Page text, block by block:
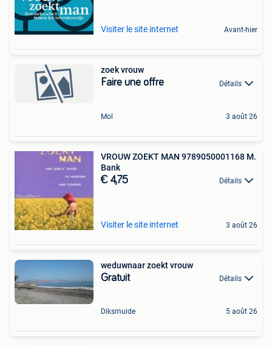
Visiter le site internet Avant-hier
zoek vrouw
Faire une offre Détails
Mol 3 août 26
VROUW ZOEKT MAN 9789050001168 M.
Bank
€ 4,75 Détails
Visiter le site internet 3 août 26
weduwnaar zoekt vrouw
Gratuit Détails
Diksmuide 5 août 26